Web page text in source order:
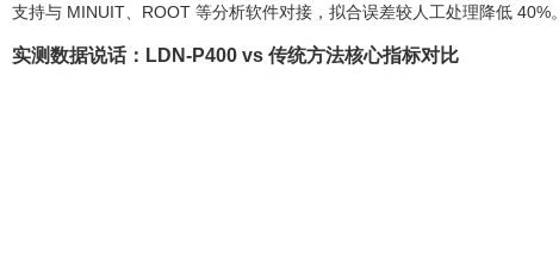
支持与 MINUIT、ROOT 等分析软件对接，拟合误差较人工处理降低 40%。
实测数据说话：LDN-P400 vs 传统方法核心指标对比